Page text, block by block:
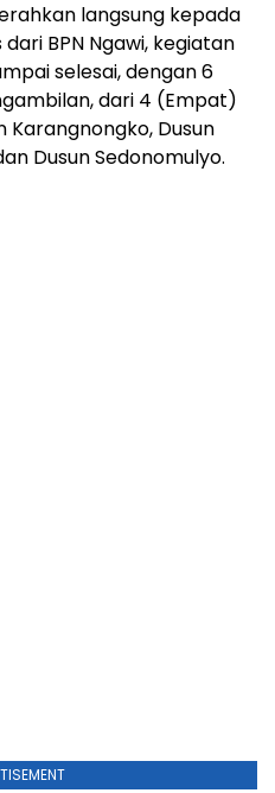
langsung kepada
BPN Ngawi, kegiatan
selesai, dengan 6
dari 4 (Empat)
Karangnongko, Dusun
Dusun Sedonomulyo.